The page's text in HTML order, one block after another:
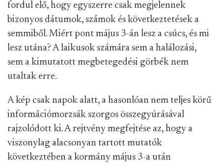
fordul elő, hogy egyszerre csak megjelennek
bizonyos dátumok, számok és következtetések a
semmiből. Miért pont május 3-án lesz a csúcs, és mi
lesz utána? A laikusok számára sem a halálozási,
sem a kimutatott megbetegedési görbék nem
utaltak erre.
A kép csak napok alatt, a hasonlóan nem teljes körű
információmorzsák szorgos összegyúrásával
rajzolódott ki. A rejtvény megfejtése az, hogy a
viszonylag alacsonyan tartott mutatók
következtében a kormány május 3-a után